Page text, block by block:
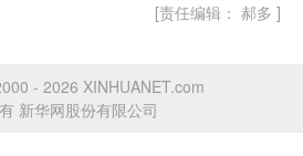
[责任编辑： 郝多 ]
- 2026 XINHUANET.com
新华网股份有限公司